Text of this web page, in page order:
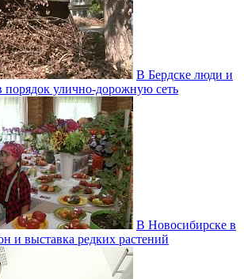
В Бердске люди и
порядок улично‑дорожную сеть
В Новосибирске в
и выставка редких растений